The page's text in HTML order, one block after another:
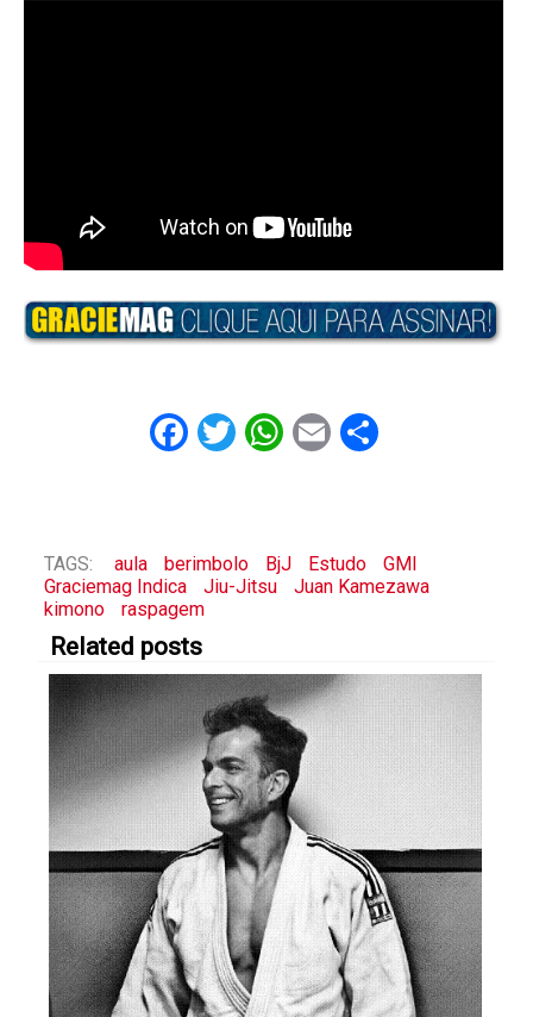
Facebook
Twitter
WhatsApp
EmailShare
TAGS: aula berimbolo BjJ Estudo
GMI
Graciemag Indica
Jiu-Jitsu
Juan Kamezawa
kimono
raspagem
Related posts